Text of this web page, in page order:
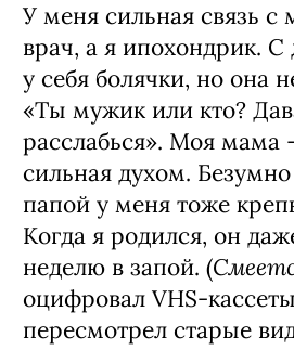
У меня сильная связь с
врач, а я ипохондрик. С
у себя болячки, но она
«Ты мужик или кто?
расслабься». Моя мама
сильная духом.
папой у меня тоже
Когда я родился, он
неделю в запой. (
оцифровал VHS-
пересмотрел старые